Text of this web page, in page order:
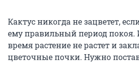
Кактус никогда не зацветет,
ему правильный период покоя.
время растение не растет и
цветочные почки. Нужно